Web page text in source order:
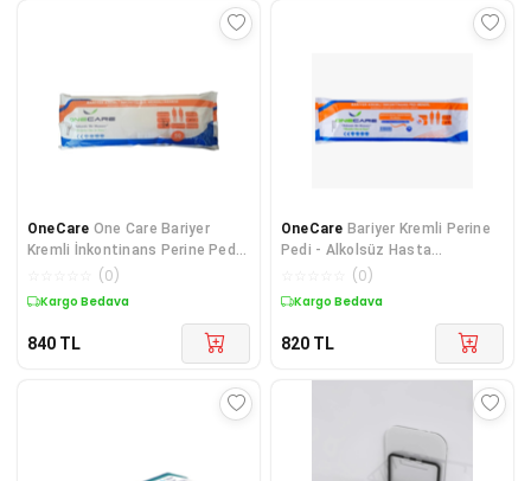
OneCare One Care Bariyer
Kremli İnkontinans Perine Pedi -
Alkolsüz Perine Bölgesi
(0)
Kargo Bedava
840 TL
OneCare Bariyer Kremli Perine
Pedi - Alkolsüz Hasta
Temizleme Havlusu/Mendili
(0)
Kargo Bedava
820 TL